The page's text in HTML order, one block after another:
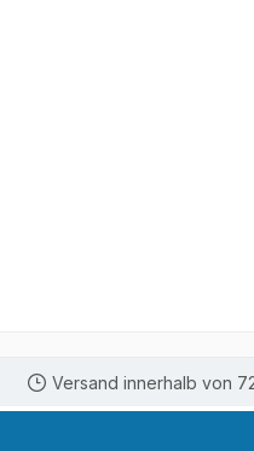
Versand innerhalb von